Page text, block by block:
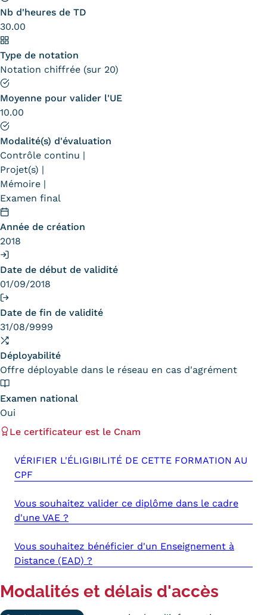
Infos élèves
Modalités d'inscription
Tarifs
Infos entreprises
Accueillir un alternant ?
Taxe d'apprentissage
Être enseignant au Cnam
Kits communications Cnam
Prospect
JPO
Nb d'heures de TD
30.00
Type de notation
Notation chiffrée (sur 20)
Moyenne pour valider l'UE
10.00
Modalité(s) d'évaluation
Contrôle continu
Projet(s)
Mémoire
Examen final
Année de création
2018
Date de début de validité
01/09/2018
Date de fin de validité
31/08/9999
Déployabilité
Offre déployable dans le réseau en cas d'agrément
Examen national
Oui
Le certificateur est le Cnam
VÉRIFIER L'ÉLIGIBILITÉ DE CETTE FORMATION AU
CPF
Vous souhaitez valider ce diplôme dans le cadre
d'une VAE ?
Vous souhaitez bénéficier d'un Enseignement à
Distance (EAD) ?
Modalités et délais d'accès